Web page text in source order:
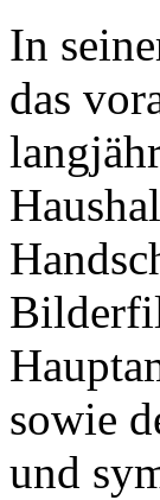
In
das
sowie
und